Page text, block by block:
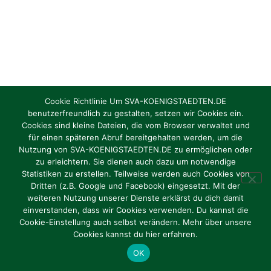
Cookie Richtlinie Um SVA-KOENIGSTAEDTEN.DE
benutzerfreundlich zu gestalten, setzen wir Cookies ein.
Cookies sind kleine Dateien, die vom Browser verwaltet und
für einen späteren Abruf bereitgehalten werden, um die
Nutzung von SVA-KOENIGSTAEDTEN.DE zu ermöglichen oder
zu erleichtern. Sie dienen auch dazu um notwendige
Statistiken zu erstellen. Teilweise werden auch Cookies von
Dritten (z.B. Google und Facebook) eingesetzt. Mit der
weiteren Nutzung unserer Dienste erklärst du dich damit
einverstanden, dass wir Cookies verwenden. Du kannst die
Cookie-Einstellung auch selbst verändern. Mehr über unsere
Cookies kannst du hier erfahren.
OK